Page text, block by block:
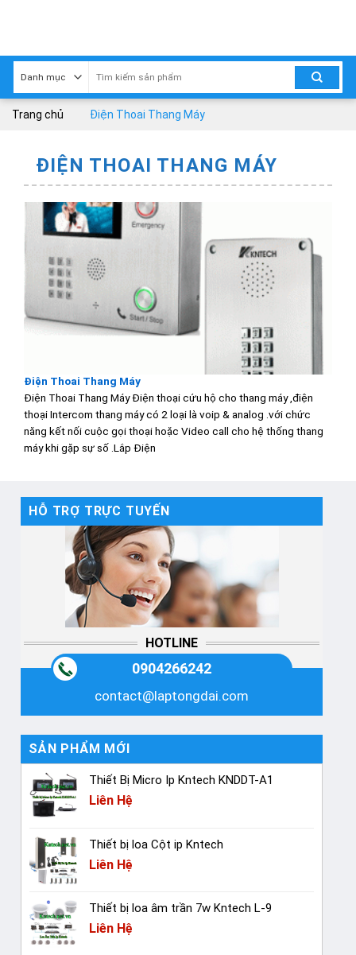
Trang chủ Điện Thoai Thang Máy
HỖ TRỢ TRỰC TUYẾN
HOTLINE
0904266242
contact@laptongdai.com
SẢN PHẨM MỚI
Thiết Bị Micro Ip Kntech KNDDT-A1
Liên Hệ
Thiết bị loa Cột ip Kntech
Liên Hệ
Thiết bị loa âm trần 7w Kntech L-9
Liên Hệ
ĐIỆN THOAI THANG MÁY
Điện Thoai Thang Máy
Điện Thoai Thang Máy Điện thoại cứu hộ cho thang máy ,điện
thoại Intercom thang máy có 2 loại là voip & analog .với chức
năng kết nối cuộc gọi thoại hoặc Video call cho hệ thống thang
máy khi gặp sự số .Lắp Điện